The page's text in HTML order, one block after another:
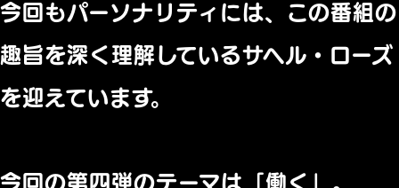
今回もパーソナリティには、この番組の
趣旨を深く理解しているサヘル・ローズ
を迎えています。
今回の第四弾のテーマは「働く」。